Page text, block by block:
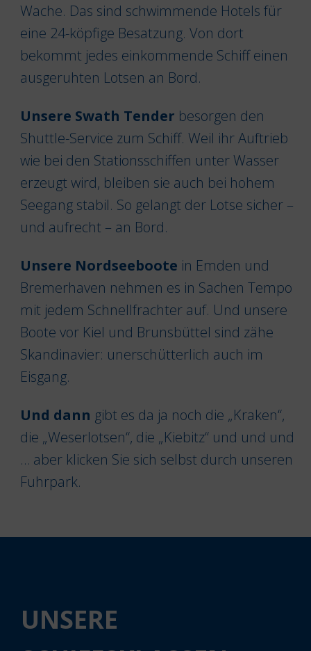
Wache. Das sind schwimmende Hotels für
eine 24-köpfige Besatzung. Von dort
bekommt jedes einkommende Schiff einen
ausgeruhten Lotsen an Bord.
Unsere Swath Tender besorgen den
Shuttle-Service zum Schiff. Weil ihr Auftrieb
wie bei den Stationsschiffen unter Wasser
erzeugt wird, bleiben sie auch bei hohem
Seegang stabil. So gelangt der Lotse sicher –
und aufrecht – an Bord.
Unsere Nordseeboote in Emden und
Bremerhaven nehmen es in Sachen Tempo
mit jedem Schnellfrachter auf. Und unsere
Boote vor Kiel und Brunsbüttel sind zähe
Skandinavier: unerschütterlich auch im
Eisgang.
Und dann gibt es da ja noch die „Kraken“,
die „Weserlotsen“, die „Kiebitz“ und und und
… aber klicken Sie sich selbst durch unseren
Fuhrpark.
UNSERE